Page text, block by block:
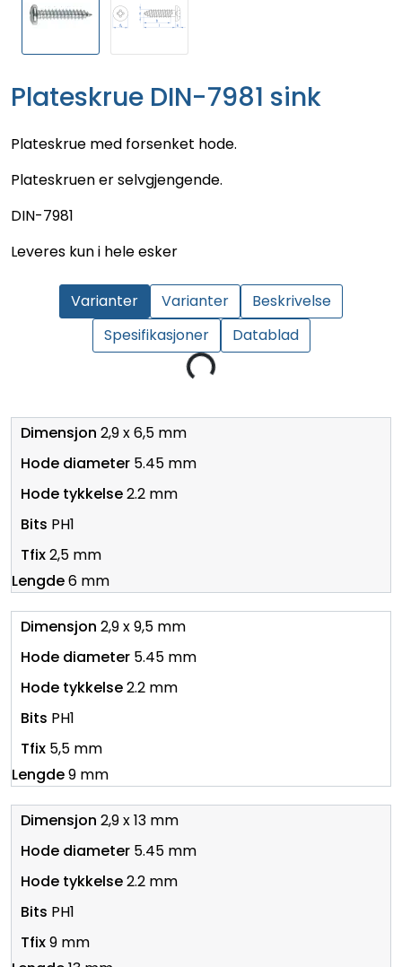
Plateskrue DIN-7981 sink
Plateskrue med forsenket hode.
Plateskruen er selvgjengende.
DIN-7981
Leveres kun i hele esker
Varianter Varianter
Beskrivelse
Spesifikasjoner
Datablad
Loading...
2,9 x 6,5 mm
5.45 mm
2.2 mm
PH1
2,5 mm
6 mm
2,9 x 9,5 mm
5.45 mm
2.2 mm
PH1
5,5 mm
9 mm
2,9 x 13 mm
5.45 mm
2.2 mm
PH1
9 mm